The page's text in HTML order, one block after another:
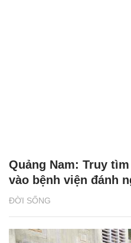
ĐỜI SỐNG
Quảng Nam: Truy
vào bệnh viện đánh